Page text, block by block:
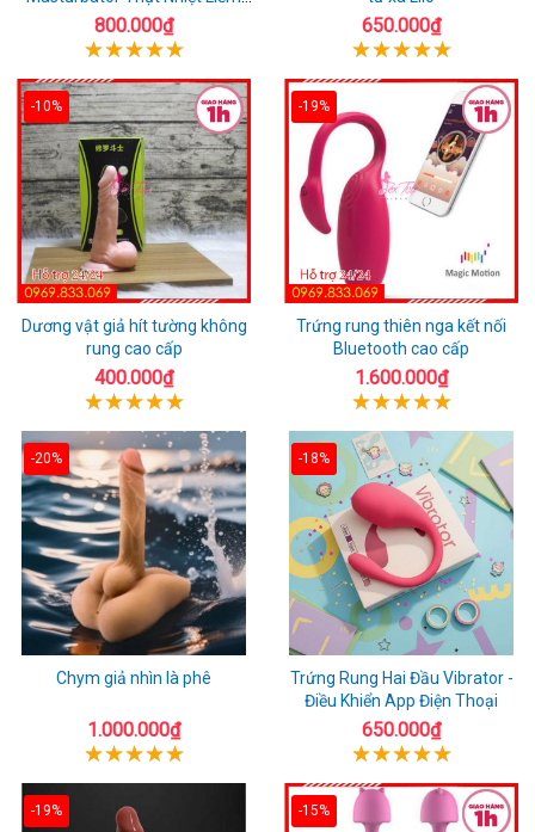
Rung
800.000₫ 650.000₫
-10%
Dương vật giả hít tường không
rung cao cấp
400.000₫
-19%
Trứng rung thiên nga kết nối
Bluetooth cao cấp
1.600.000₫
-20%
Chym giả nhìn là phê
1.000.000₫
-18%
Trứng Rung Hai Đầu Vibrator -
Điều Khiển App Điện Thoại
650.000₫
-19% -15%